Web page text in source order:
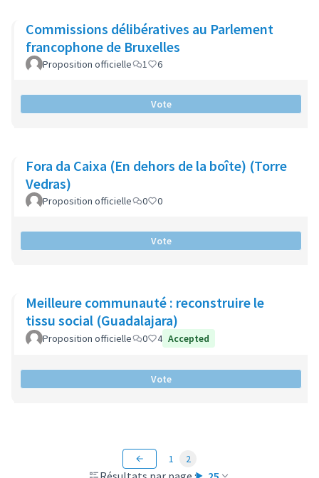
Commissions délibératives au Parlement
francophone de Bruxelles
Proposition officielle 1 6
Vote
Fora da Caixa (En dehors de la boîte) (Torre
Vedras)
Proposition officielle 0 0
Vote
Meilleure communauté : reconstruire le
tissu social (Guadalajara)
Proposition officielle 0 4 Accepted
Vote
1 2